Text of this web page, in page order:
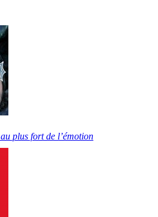
plus fort de l’émotion